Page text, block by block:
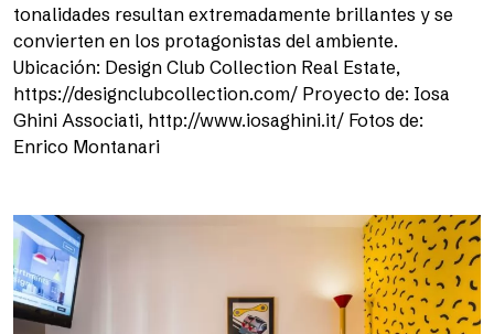
tonalidades resultan extremadamente brillantes y se
convierten en los protagonistas del ambiente.
Ubicación: Design Club Collection Real Estate,
https://designclubcollection.com/ Proyecto de: Iosa
Ghini Associati, http://www.iosaghini.it/ Fotos de:
Enrico Montanari